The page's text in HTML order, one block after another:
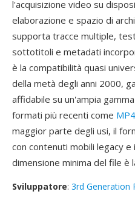
l'acquisizione video su
elaborazione e spazio di
supporta tracce multiple,
sottotitoli e metadati
è la compatibilità quasi
della metà degli anni 2000,
affidabile su un'ampia
formati più recenti come MP4
maggior parte degli usi, il
con contenuti mobili legacy e
dimensione minima del file è
Sviluppatore: 3rd Generation